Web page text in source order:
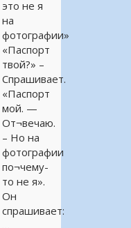
это не я
на
фотографии»
«Паспорт
твой?» –
Спрашивает.
«Паспорт
мой. —
От¬вечаю.
– Но на
фотографии
по¬чему-
то не я».
Он
спрашивает:
…